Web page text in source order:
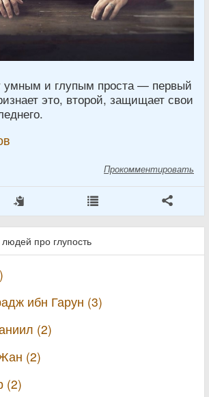
умным и глупым проста — первый
это, второй, защищает свои
Прокомментировать
про глупость
ибн Гарун (3)
(2)
(2)
(2)